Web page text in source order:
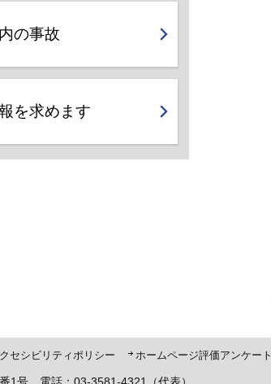
の事故
を求めます
セシビリティポリシー ホームページ評価アンケート
1号 電話：03-3581-4321（代表）